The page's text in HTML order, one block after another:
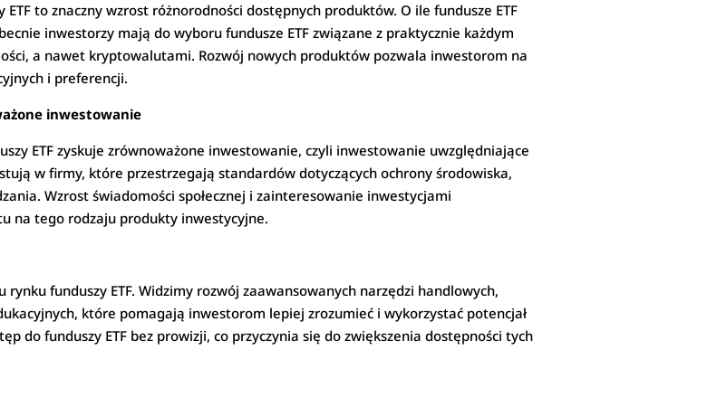
to znaczny wzrost różnorodności dostępnych produktów. O ile fundusze ETF
inwestorzy mają do wyboru fundusze ETF związane z praktycznie każdym
a nawet kryptowalutami. Rozwój nowych produktów pozwala inwestorom na
i preferencji.
inwestowanie
ETF zyskuje zrównoważone inwestowanie, czyli inwestowanie uwzględniające
w firmy, które przestrzegają standardów dotyczących ochrony środowiska,
Wzrost świadomości społecznej i zainteresowanie inwestycjami
na tego rodzaju produkty inwestycyjne.
funduszy ETF. Widzimy rozwój zaawansowanych narzędzi handlowych,
które pomagają inwestorom lepiej zrozumieć i wykorzystać potencjał
do funduszy ETF bez prowizji, co przyczynia się do zwiększenia dostępności tych